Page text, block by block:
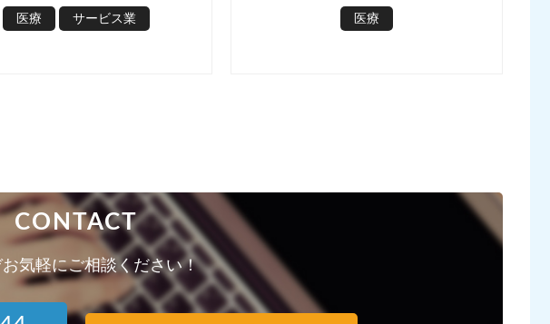
医療 サービス業 医療
CONTACT
お気軽にご相談ください！